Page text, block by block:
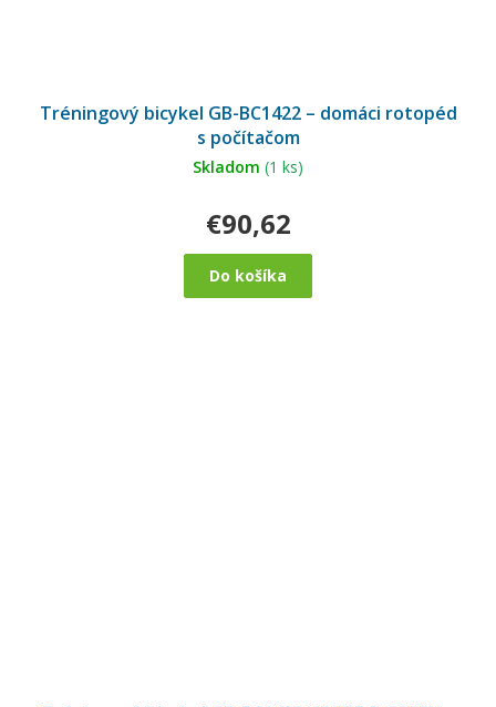
Tréningový bicykel GB-BC1422 – domáci rotopéd
s počítačom
Skladom (1 ks)
€90,62
Do košíka